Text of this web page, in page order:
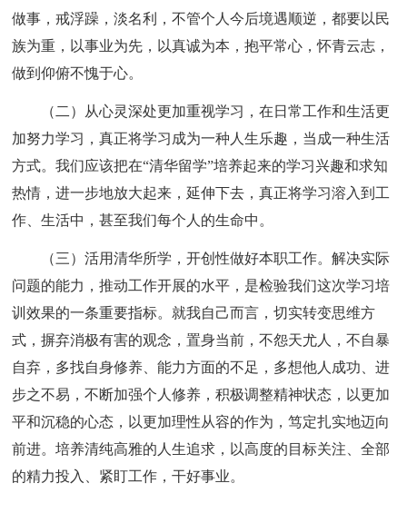
做事，戒浮躁，淡名利，不管个人今后境遇顺逆，都要以民
族为重，以事业为先，以真诚为本，抱平常心，怀青云志，
做到仰俯不愧于心。
（二）从心灵深处更加重视学习，在日常工作和生活更
加努力学习，真正将学习成为一种人生乐趣，当成一种生活
方式。我们应该把在“清华留学”培养起来的学习兴趣和求知
热情，进一步地放大起来，延伸下去，真正将学习溶入到工
作、生活中，甚至我们每个人的生命中。
（三）活用清华所学，开创性做好本职工作。解决实际
问题的能力，推动工作开展的水平，是检验我们这次学习培
训效果的一条重要指标。就我自己而言，切实转变思维方
式，摒弃消极有害的观念，置身当前，不怨天尤人，不自暴
自弃，多找自身修养、能力方面的不足，多想他人成功、进
步之不易，不断加强个人修养，积极调整精神状态，以更加
平和沉稳的心态，以更加理性从容的作为，笃定扎实地迈向
前进。培养清纯高雅的人生追求，以高度的目标关注、全部
的精力投入、紧盯工作，干好事业。